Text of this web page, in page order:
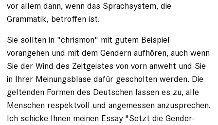
vor allem dann, wenn das Sprachsystem, die
Grammatik, betroffen ist.
Sie sollten in "chrismon" mit gutem Beispiel
vorangehen und mit dem Gendern aufhören, auch wenn
Sie der Wind des Zeitgeistes von vorn anweht und Sie
in Ihrer Meinungsblase dafür gescholten werden. Die
geltenden Formen des Deutschen lassen es zu, alle
Menschen respektvoll und angemessen anzusprechen.
Ich schicke Ihnen meinen Essay "Setzt die Gender-